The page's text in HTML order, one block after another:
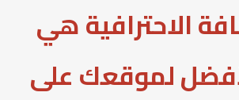
الاحترافية هي
لموقعك على